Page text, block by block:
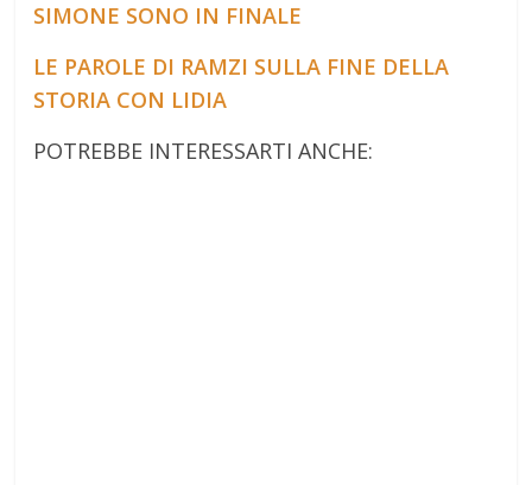
SIMONE SONO IN FINALE
LE PAROLE DI RAMZI SULLA FINE DELLA
STORIA CON LIDIA
POTREBBE INTERESSARTI ANCHE: